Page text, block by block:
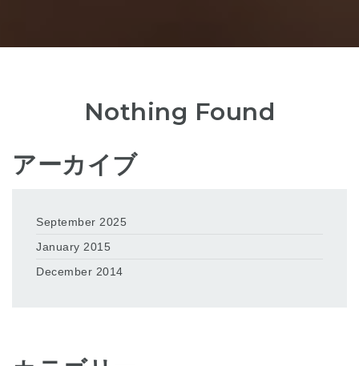
Nothing Found
アーカイブ
September 2025
January 2015
December 2014